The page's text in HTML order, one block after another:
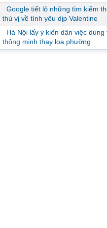
Google tiết lộ những tìm kiếm
thú vị về tình yêu dịp Valentine
Hà Nội lấy ý kiến dân việc dùng
thông minh thay loa phường